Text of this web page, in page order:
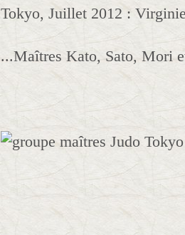
Tokyo, Juillet 2012 :
...Maîtres Kato, Sato, Mori